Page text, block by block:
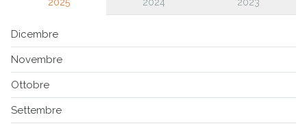
2025 2024 2023
Dicembre
Novembre
Ottobre
Settembre